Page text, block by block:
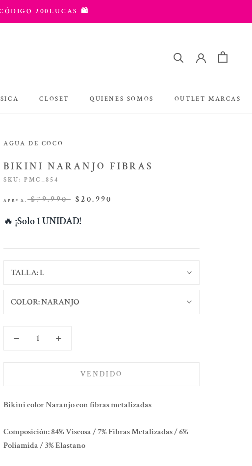
200LUCAS 🛍️
CLOSET QUIENES SOMOS
OUTLET MARCAS
AGUA DE COCO
BIKINI NARANJO FIBRAS
SKU: PMC_854
APROX. $79.990 $20.990
🔥 ¡Solo 1 UNIDAD!
TALLA:L
COLOR:NARANJO
VENDIDO
Bikini color Naranjo con fibras metalizadas
Composición: 84% Viscosa / 7% Fibras Metalizadas / 6%
Poliamida / 3% Elastano